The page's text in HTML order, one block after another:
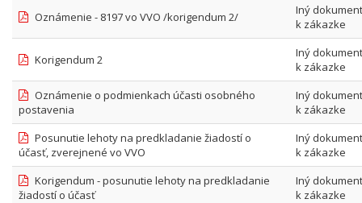
Oznámenie - 8197 vo VVO /korigendum 2/
Iný dokument
k zákazke
Korigendum 2
Iný dokument
k zákazke
Oznámenie o podmienkach účasti osobného
postavenia
Iný dokument
k zákazke
Posunutie lehoty na predkladanie žiadostí o
účasť, zverejnené vo VVO
Iný dokument
k zákazke
Korigendum - posunutie lehoty na predkladanie
žiadostí o účasť
Iný dokument
k zákazke